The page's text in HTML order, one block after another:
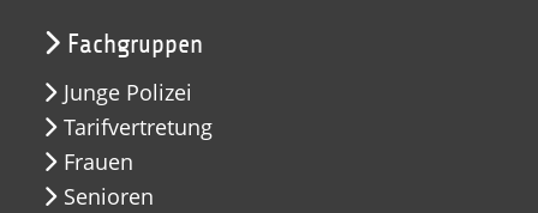
Fachgruppen
Junge Polizei
Tarifvertretung
Frauen
Senioren